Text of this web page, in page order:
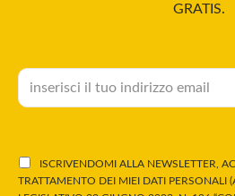
GRATIS.
ISCRIVENDOMI ALLA NEWSLETTER,
TRATTAMENTO DEI MIEI DATI PERSONALI